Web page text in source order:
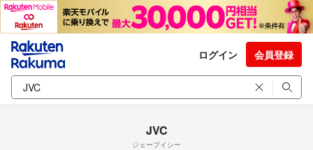
ログイン 会員登録
JVC
ジェーブイシー